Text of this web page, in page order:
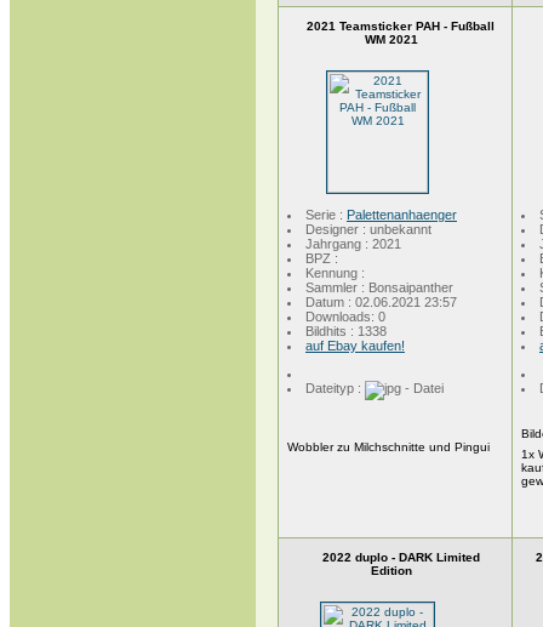
2021 Teamsticker PAH - Fußball
WM 2021
Serie : Palettenanhaenger
Designer : unbekannt
Jahrgang : 2021
BPZ :
Kennung :
Sammler : Bonsaipanther
Datum : 02.06.2021 23:57
Downloads: 0
Bildhits : 1338
auf Ebay kaufen!
Dateityp :
Wobbler zu Milchschnitte und Pingui
1x
2022 duplo - DARK Limited
Edition